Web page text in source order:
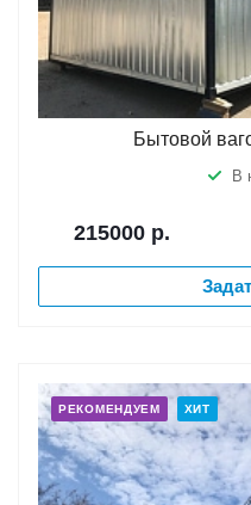
Бытовой
В
215000 р.
РЕКОМЕНДУЕМ ХИТ